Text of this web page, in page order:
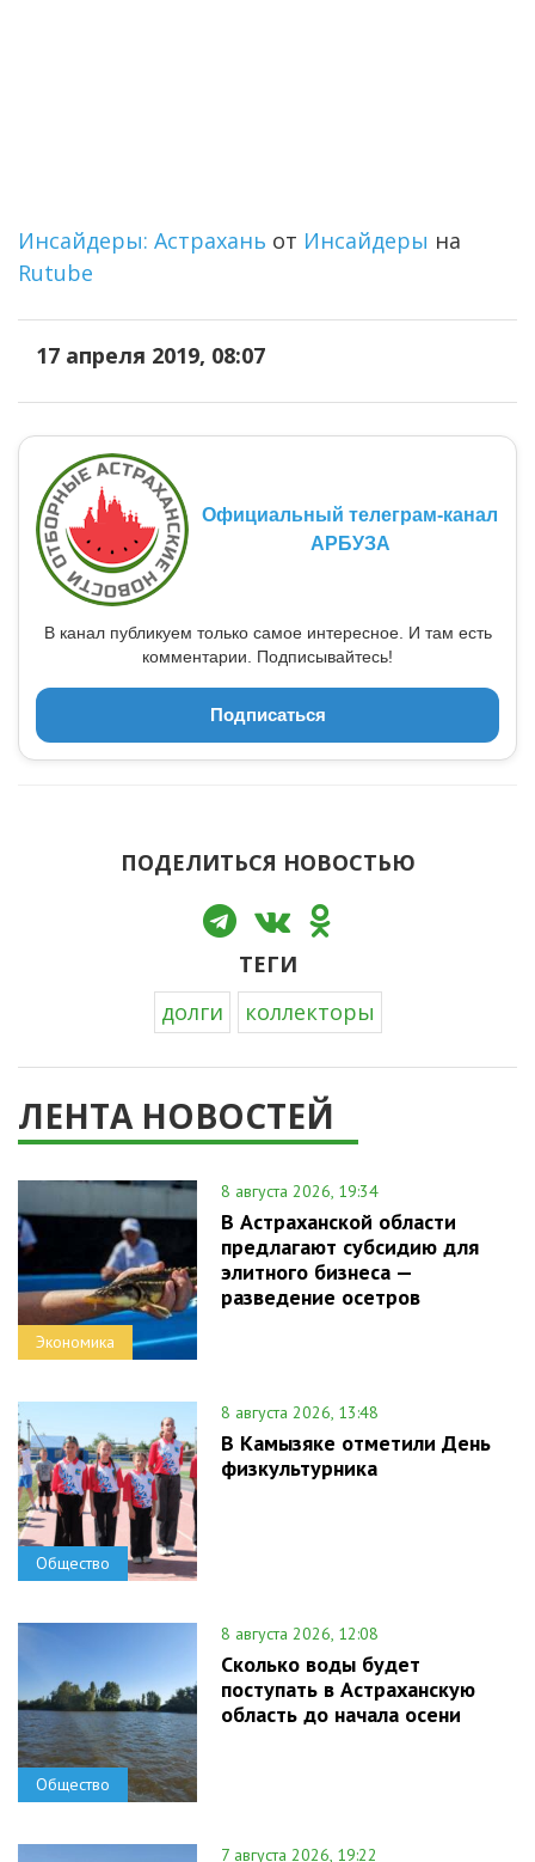
Инсайдеры: Астрахань от Инсайдеры на
Rutube
17 апреля 2019, 08:07
Официальный телеграм-канал
АРБУЗА
В канал публикуем только самое интересное. И там есть
комментарии. Подписывайтесь!
Подписаться
ПОДЕЛИТЬСЯ НОВОСТЬЮ
ТЕГИ
долги
коллекторы
ЛЕНТА НОВОСТЕЙ
Экономика
8 августа 2026, 19:34
В Астраханской области
предлагают субсидию для
элитного бизнеса —
разведение осетров
Общество
8 августа 2026, 13:48
В Камызяке отметили День
физкультурника
Общество
8 августа 2026, 12:08
Сколько воды будет
поступать в Астраханскую
область до начала осени
7 августа 2026, 19:22